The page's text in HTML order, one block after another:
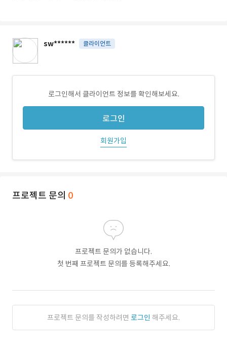
sw****** 클라이언트
로그인해서 클라이언트 정보를 확인해보세요.
로그인
회원가입
프로젝트 문의 0
프로젝트 문의가 없습니다.
첫 번째 프로젝트 문의를 등록해주세요.
프로젝트 문의를 작성하려면 로그인 해주세요.